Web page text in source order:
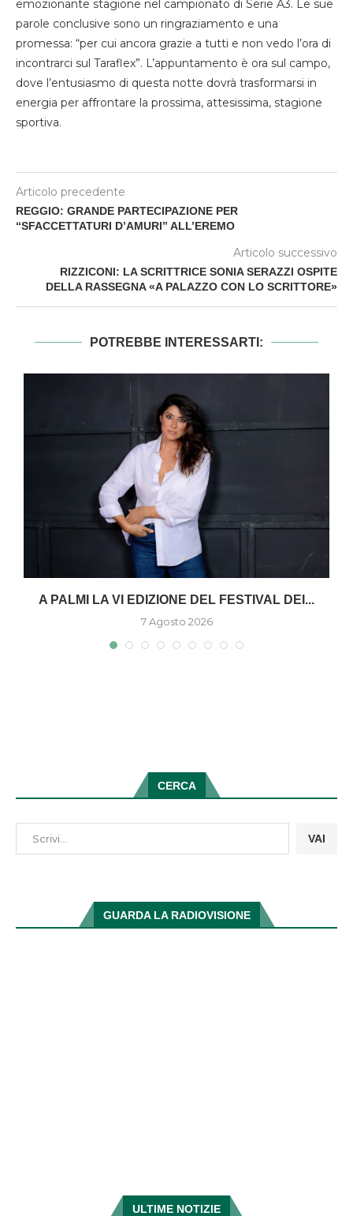
emozionante stagione nel campionato di Serie A3. Le sue
parole conclusive sono un ringraziamento e una
promessa: “per cui ancora grazie a tutti e non vedo l’ora di
incontrarci sul Taraflex”. L’appuntamento è ora sul campo,
dove l’entusiasmo di questa notte dovrà trasformarsi in
energia per affrontare la prossima, attesissima, stagione
sportiva.
Articolo precedente
REGGIO: GRANDE PARTECIPAZIONE PER
“SFACCETTATURI D’AMURI” ALL’EREMO
Articolo successivo
RIZZICONI: LA SCRITTRICE SONIA SERAZZI OSPITE
DELLA RASSEGNA «A PALAZZO CON LO SCRITTORE»
POTREBBE INTERESSARTI:
A PALMI LA VI EDIZIONE DEL FESTIVAL DEI...
7 Agosto 2026
CERCA
VAI
GUARDA LA RADIOVISIONE
ULTIME NOTIZIE